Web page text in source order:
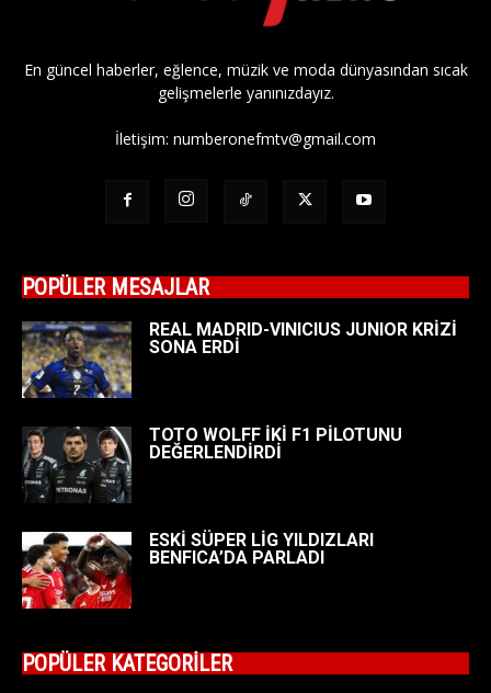
En güncel haberler, eğlence, müzik ve moda dünyasından sıcak
gelişmelerle yanınızdayız.
İletişim: numberonefmtv@gmail.com
POPÜLER MESAJLAR
REAL MADRID-VINICIUS JUNIOR KRİZİ
SONA ERDİ
TOTO WOLFF İKİ F1 PİLOTUNU
DEĞERLENDİRDİ
ESKİ SÜPER LİG YILDIZLARI
BENFICA’DA PARLADI
POPÜLER KATEGORİLER